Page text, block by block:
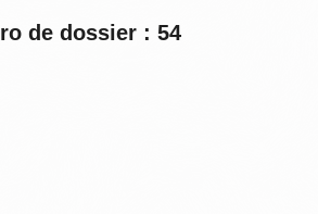
de dossier : 54